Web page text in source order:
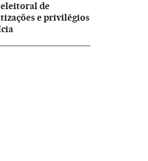
de
e privilégios